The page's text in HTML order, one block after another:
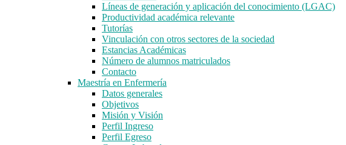
Líneas de generación y aplicación del conocimiento (LGAC)
Productividad académica relevante
Tutorías
Vinculación con otros sectores de la sociedad
Estancias Académicas
Número de alumnos matriculados
Contacto
Maestría en Enfermería
Datos generales
Objetivos
Misión y Visión
Perfil Ingreso
Perfil Egreso